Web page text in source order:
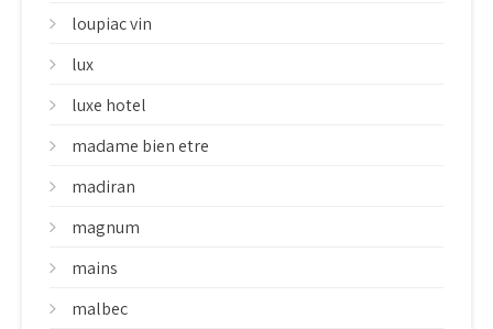
loupiac vin
lux
luxe hotel
madame bien etre
madiran
magnum
mains
malbec